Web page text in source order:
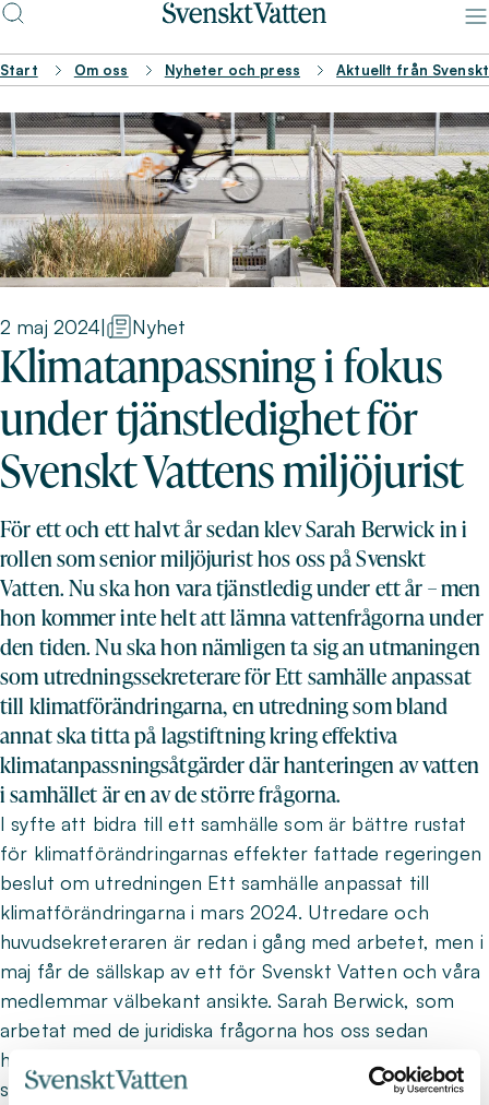
Start Om oss Nyheter och press Aktuellt från
2 maj 2024| Nyhet
Klimatanpassning i fokus
under tjänstledighet för
Svenskt Vattens miljöjurist
För ett och ett halvt år sedan klev Sarah Berwick in i
rollen som senior miljöjurist hos oss på Svenskt
Vatten. Nu ska hon vara tjänstledig under ett år – men
hon kommer inte helt att lämna vattenfrågorna under
den tiden. Nu ska hon nämligen ta sig an utmaningen
som utredningssekreterare för Ett samhälle anpassat
till klimatförändringarna, en utredning som bland
annat ska titta på lagstiftning kring effektiva
klimatanpassningsåtgärder där hanteringen av vatten
i samhället är en av de större frågorna.
I syfte att bidra till ett samhälle som är bättre rustat
för klimatförändringarnas effekter fattade regeringen
beslut om utredningen Ett samhälle anpassat till
klimatförändringarna i mars 2024. Utredare och
huvudsekreteraren är redan i gång med arbetet, men i
maj får de sällskap av ett för Svenskt Vatten och våra
medlemmar välbekant ansikte. Sarah Berwick, som
arbetat med de juridiska frågorna hos oss sedan
hösten 2022, ansluter då som utredningens andra
sekreterare. Under tiden kommer hon att vara